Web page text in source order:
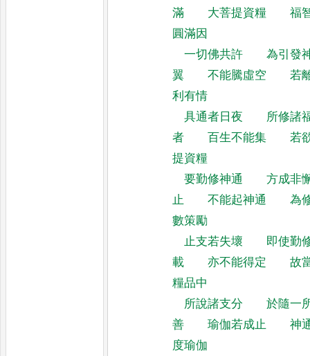
滿 大菩提資糧
福
圓滿因
一切佛共許
為引發
翼
不能騰虛空
若
利有情
具通者日夜
所修諸
者
百生不能集
若
提資糧
要勤修神通
方成非
止
不能起神通
為
數策勵
止支若失壞
即使勤
載
亦不能得定
故
糧品中
所說諸支分
於隨一
善
瑜伽若成止
神
度瑜伽